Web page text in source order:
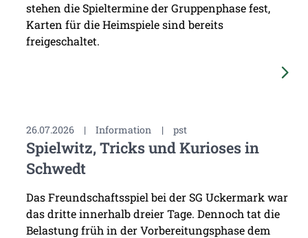
stehen die Spieltermine der Gruppenphase fest,
Karten für die Heimspiele sind bereits
freigeschaltet.
26.07.2026 | Information | pst
Spielwitz, Tricks und Kurioses in
Schwedt
Das Freundschaftsspiel bei der SG Uckermark war
das dritte innerhalb dreier Tage. Dennoch tat die
Belastung früh in der Vorbereitungsphase dem